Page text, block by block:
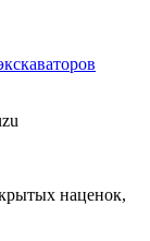
наценок,